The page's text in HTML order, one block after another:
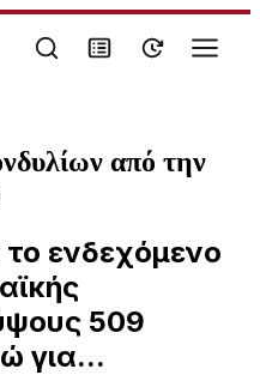
από την
ενδεχόμενο
509
για...